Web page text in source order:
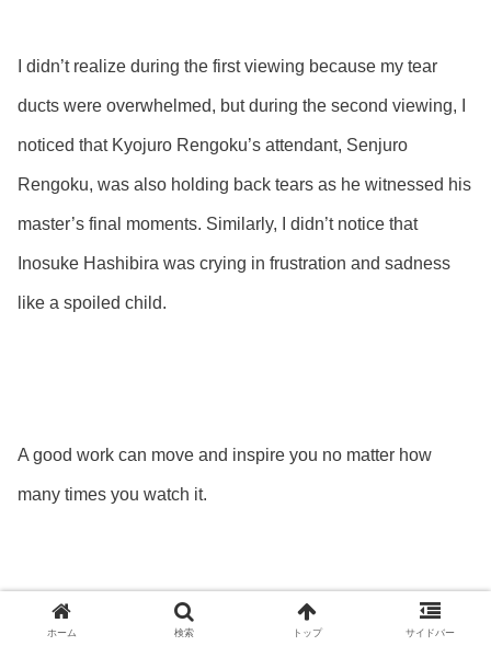
I didn’t realize during the first viewing because my tear
ducts were overwhelmed, but during the second viewing, I
noticed that Kyojuro Rengoku’s attendant, Senjuro
Rengoku, was also holding back tears as he witnessed his
master’s final moments. Similarly, I didn’t notice that
Inosuke Hashibira was crying in frustration and sadness
like a spoiled child.
A good work can move and inspire you no matter how
many times you watch it.
ホーム 検索 トップ サイドバー